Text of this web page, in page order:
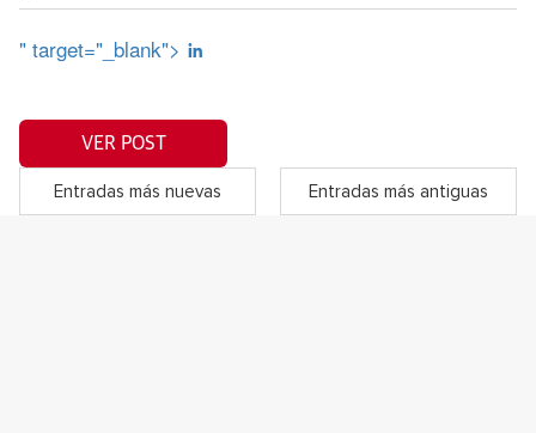
" target="_blank">
VER POST
Entradas más nuevas Entradas más antiguas